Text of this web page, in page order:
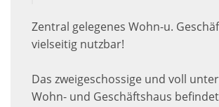
Zentral gelegenes Wohn-u.
vielseitig nutzbar!
Das zweigeschossige und voll
Wohn- und Geschäftshaus